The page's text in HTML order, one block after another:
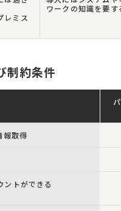
ミス
ワークの知識を要す
制約条件
報取得
ントができる